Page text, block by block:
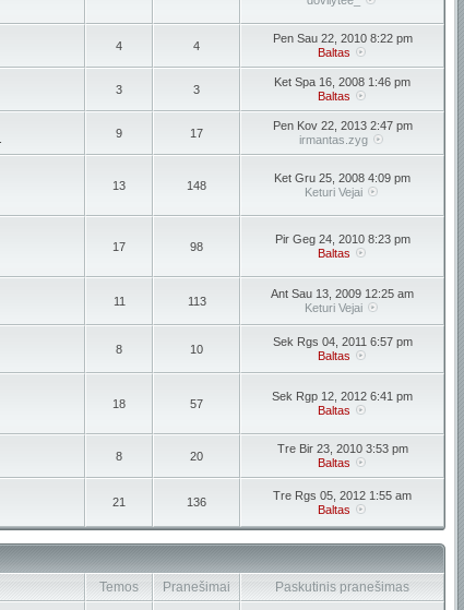
4 4
Pen Sau 22, 2010 8:22 pm
Baltas
3 3
Ket Spa 16, 2008 1:46 pm
Baltas
9 17
Pen Kov 22, 2013 2:47 pm
irmantas.zyg
13 148
Ket Gru 25, 2008 4:09 pm
Keturi Vejai
17 98
Pir Geg 24, 2010 8:23 pm
Baltas
11 113
Ant Sau 13, 2009 12:25 am
Keturi Vejai
8 10
Sek Rgs 04, 2011 6:57 pm
Baltas
18 57
Sek Rgp 12, 2012 6:41 pm
Baltas
8 20
Tre Bir 23, 2010 3:53 pm
Baltas
21 136
Tre Rgs 05, 2012 1:55 am
Baltas
Temos Pranešimai
Paskutinis pranešimas